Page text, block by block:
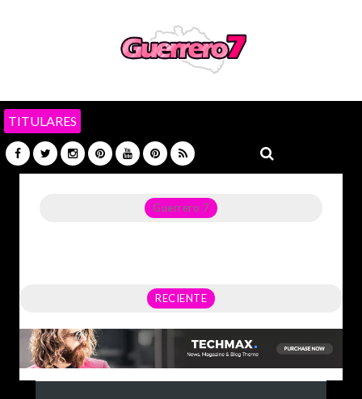
TITULARES
Guerrero 7
RECIENTE